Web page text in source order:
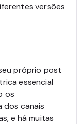
versões
próprio post
essencial
os
dos canais
e há muitas